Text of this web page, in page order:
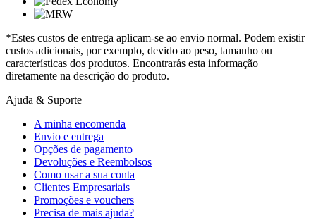
*Estes custos de entrega aplicam-se ao envio normal. Podem existir
custos adicionais, por exemplo, devido ao peso, tamanho ou
características dos produtos. Encontrarás esta informação
diretamente na descrição do produto.
Ajuda & Suporte
A minha encomenda
Envio e entrega
Opções de pagamento
Devoluções e Reembolsos
Como usar a sua conta
Clientes Empresariais
Promoções e vouchers
Precisa de mais ajuda?